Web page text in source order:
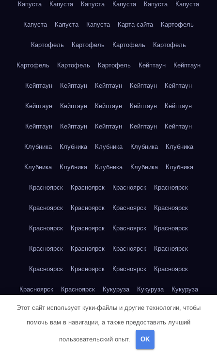
Капуста Капуста Капуста Капуста Капуста Капуста
Капуста Капуста Капуста Карта сайта Картофель
Картофель Картофель Картофель Картофель
Картофель Картофель Картофель Кейптаун Кейптаун
Кейптаун Кейптаун Кейптаун Кейптаун Кейптаун
Кейптаун Кейптаун Кейптаун Кейптаун Кейптаун
Кейптаун Кейптаун Кейптаун Кейптаун Кейптаун
Клубника Клубника Клубника Клубника Клубника
Клубника Клубника Клубника Клубника Клубника
Красноярск Красноярск Красноярск Красноярск
Красноярск Красноярск Красноярск Красноярск
Красноярск Красноярск Красноярск Красноярск
Красноярск Красноярск Красноярск Красноярск
Красноярск Красноярск Красноярск Красноярск
Красноярск Красноярск Кукуруза Кукуруза Кукуруза
Кукуруза Кукуруза Кукуруза Кукуруза Кукуруза
Кукуруза
Куриная грудка
Этот сайт использует куки-файлы и другие технологии, чтобы
помочь вам в навигации, а также предоставить лучший
пользовательский опыт. OK